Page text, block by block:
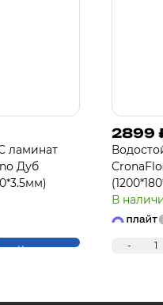
ламинат
Дуб
Купить
2899
В
- 1